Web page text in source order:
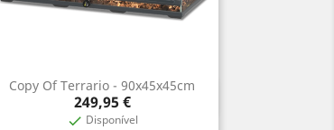
Copy Of Terrario - 90x45x45cm
Prix
249,95 €
 Disponível
Aperçu rapide